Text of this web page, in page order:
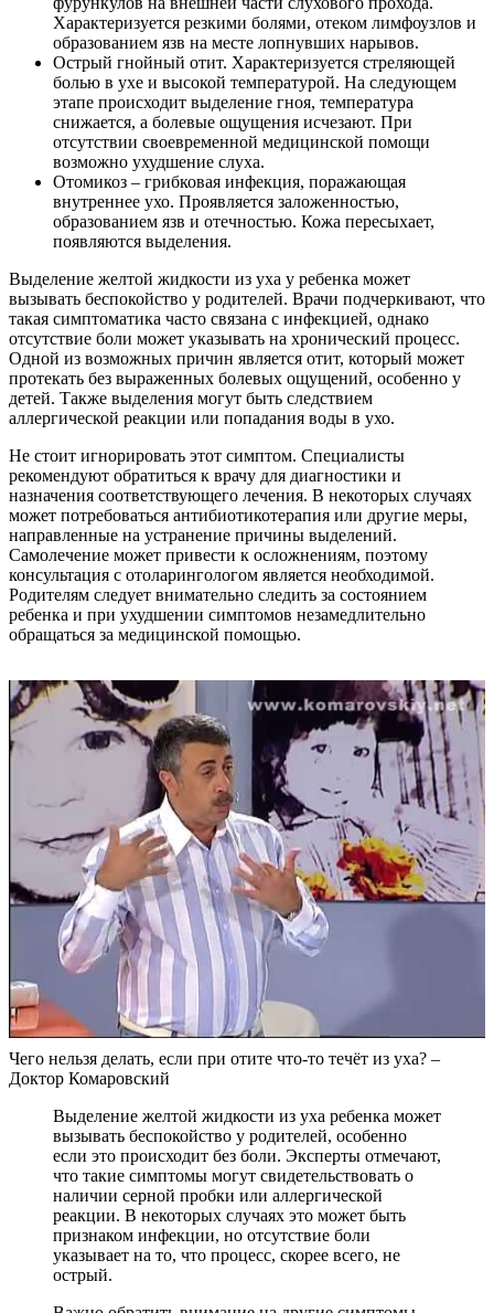
Характеризуется резкими болями, отеком лимфоузлов и
образованием язв на месте лопнувших нарывов.
Острый гнойный отит. Характеризуется стреляющей
болью в ухе и высокой температурой. На следующем
этапе происходит выделение гноя, температура
снижается, а болевые ощущения исчезают. При
отсутствии своевременной медицинской помощи
возможно ухудшение слуха.
Отомикоз – грибковая инфекция, поражающая
внутреннее ухо. Проявляется заложенностью,
образованием язв и отечностью. Кожа пересыхает,
появляются выделения.
Выделение желтой жидкости из уха у ребенка может
вызывать беспокойство у родителей. Врачи подчеркивают, что
такая симптоматика часто связана с инфекцией, однако
отсутствие боли может указывать на хронический процесс.
Одной из возможных причин является отит, который может
протекать без выраженных болевых ощущений, особенно у
детей. Также выделения могут быть следствием
аллергической реакции или попадания воды в ухо.
Не стоит игнорировать этот симптом. Специалисты
рекомендуют обратиться к врачу для диагностики и
назначения соответствующего лечения. В некоторых случаях
может потребоваться антибиотикотерапия или другие меры,
направленные на устранение причины выделений.
Самолечение может привести к осложнениям, поэтому
консультация с отоларингологом является необходимой.
Родителям следует внимательно следить за состоянием
ребенка и при ухудшении симптомов незамедлительно
обращаться за медицинской помощью.
Чего нельзя делать, если при отите что-то течёт из уха? –
Доктор Комаровский
Выделение желтой жидкости из уха ребенка может
вызывать беспокойство у родителей, особенно
если это происходит без боли. Эксперты отмечают,
что такие симптомы могут свидетельствовать о
наличии серной пробки или аллергической
реакции. В некоторых случаях это может быть
признаком инфекции, но отсутствие боли
указывает на то, что процесс, скорее всего, не
острый.